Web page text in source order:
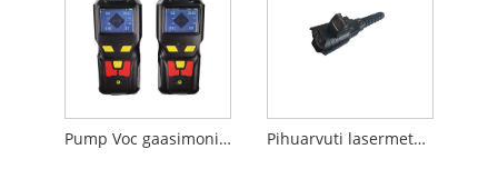
Pump Voc gaasimonitor Pihuarvuti lasermetaanitelemeeter